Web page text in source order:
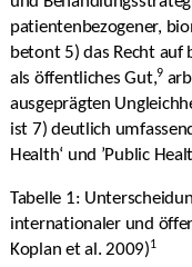
patientenbezogener,
betont 5) das Recht auf
als öffentliches Gut,9
ausgeprägten
ist 7) deutlich
Health‘ und ’Public
Tabelle 1:
internationaler und
Koplan et al. 2009)1